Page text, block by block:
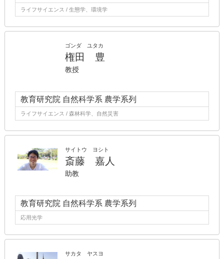
ライフサイエンス / 生態学、環境学
ゴンダ ユタカ
権田 豊
教授
教育研究院 自然科学系 農学系列
ライフサイエンス / 森林科学、自然災害
サイトウ ヨシト
斎藤 嘉人
助教
教育研究院 自然科学系 農学系列
応用光学
サカタ ヤスヨ